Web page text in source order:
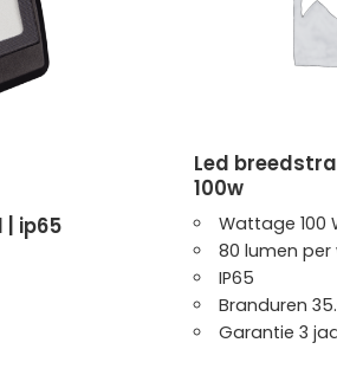
led breedstraler 120° ip65
100w
Wattage 100
80 lumen
IP65
Branduren
Garantie 3